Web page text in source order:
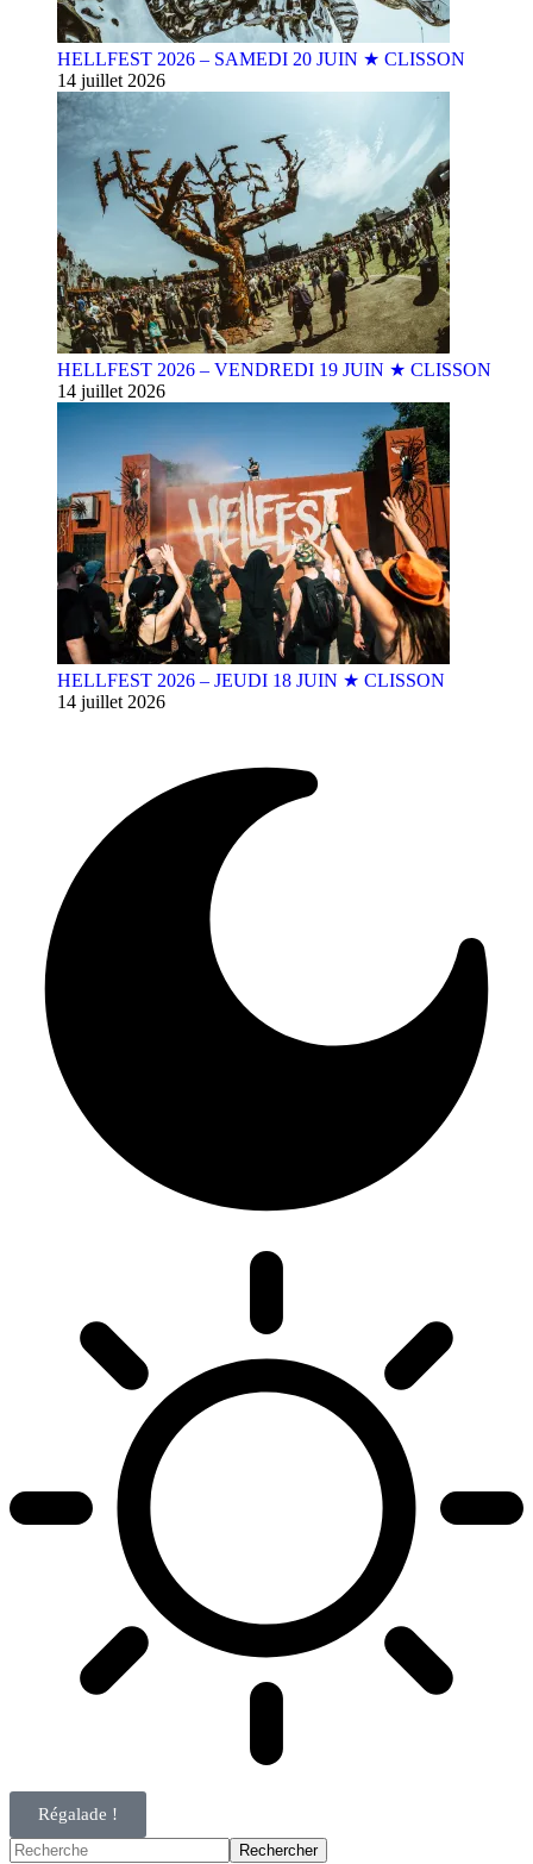
HELLFEST 2026 – SAMEDI 20 JUIN ★ CLISSON
14 juillet 2026
HELLFEST 2026 – VENDREDI 19 JUIN ★ CLISSON
14 juillet 2026
HELLFEST 2026 – JEUDI 18 JUIN ★ CLISSON
14 juillet 2026
Régalade !